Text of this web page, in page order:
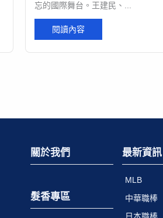
忘的國際舞台。王建民、...
閱讀內容
關於我們 最新資訊
MLB
中華職棒
髮香專區